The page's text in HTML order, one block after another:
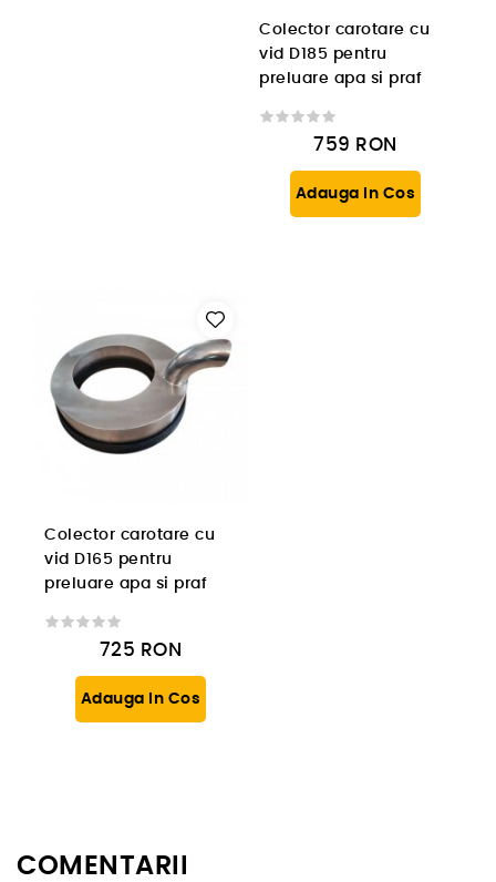
Colector carotare cu
vid D185 pentru
preluare apa si praf
759 RON
Adauga In Cos
Colector carotare cu
vid D165 pentru
preluare apa si praf
725 RON
Adauga In Cos
COMENTARII